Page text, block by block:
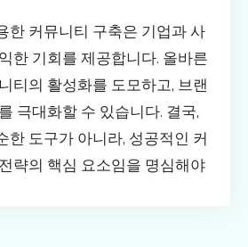
한 커뮤니티 구축은 기업과 사
한 기회를 제공합니다. 올바른
티의 활성화를 도모하고, 브랜
극대화할 수 있습니다. 결국,
한 도구가 아니라, 성공적인 커
략의 핵심 요소임을 명심해야